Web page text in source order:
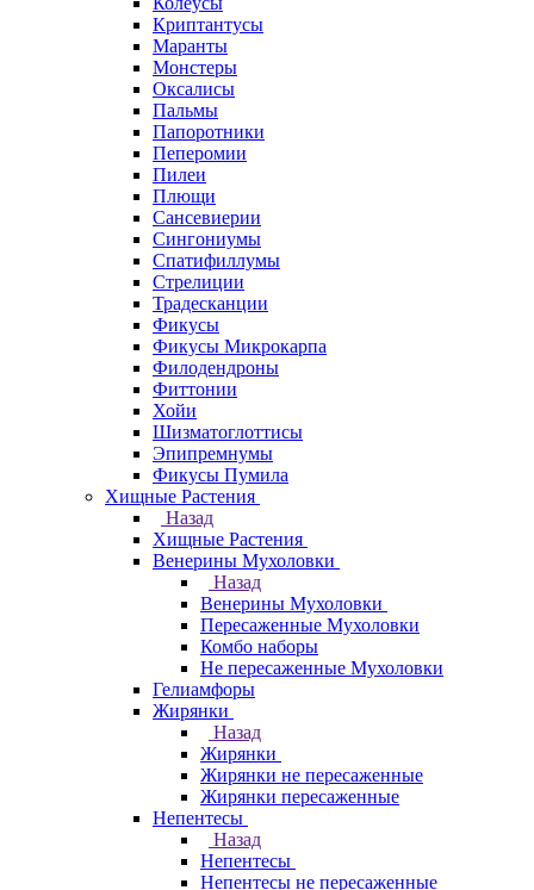
Криптантусы
Маранты
Монстеры
Оксалисы
Пальмы
Папоротники
Пеперомии
Пилеи
Плющи
Сансевиерии
Сингониумы
Спатифиллумы
Стрелиции
Традесканции
Фикусы
Фикусы Микрокарпа
Филодендроны
Фиттонии
Хойи
Шизматоглоттисы
Эпипремнумы
Фикусы Пумила
Хищные Растения
Назад
Хищные Растения
Венерины Мухоловки
Назад
Венерины Мухоловки
Пересаженные Мухоловки
Комбо наборы
Не пересаженные Мухоловки
Гелиамфоры
Жирянки
Назад
Жирянки
Жирянки не пересаженные
Жирянки пересаженные
Непентесы
Назад
Непентесы
Непентесы не пересаженные